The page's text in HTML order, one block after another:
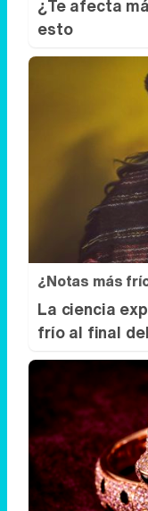
¿Te afecta
esto
¿Notas más
La ciencia
frío al final